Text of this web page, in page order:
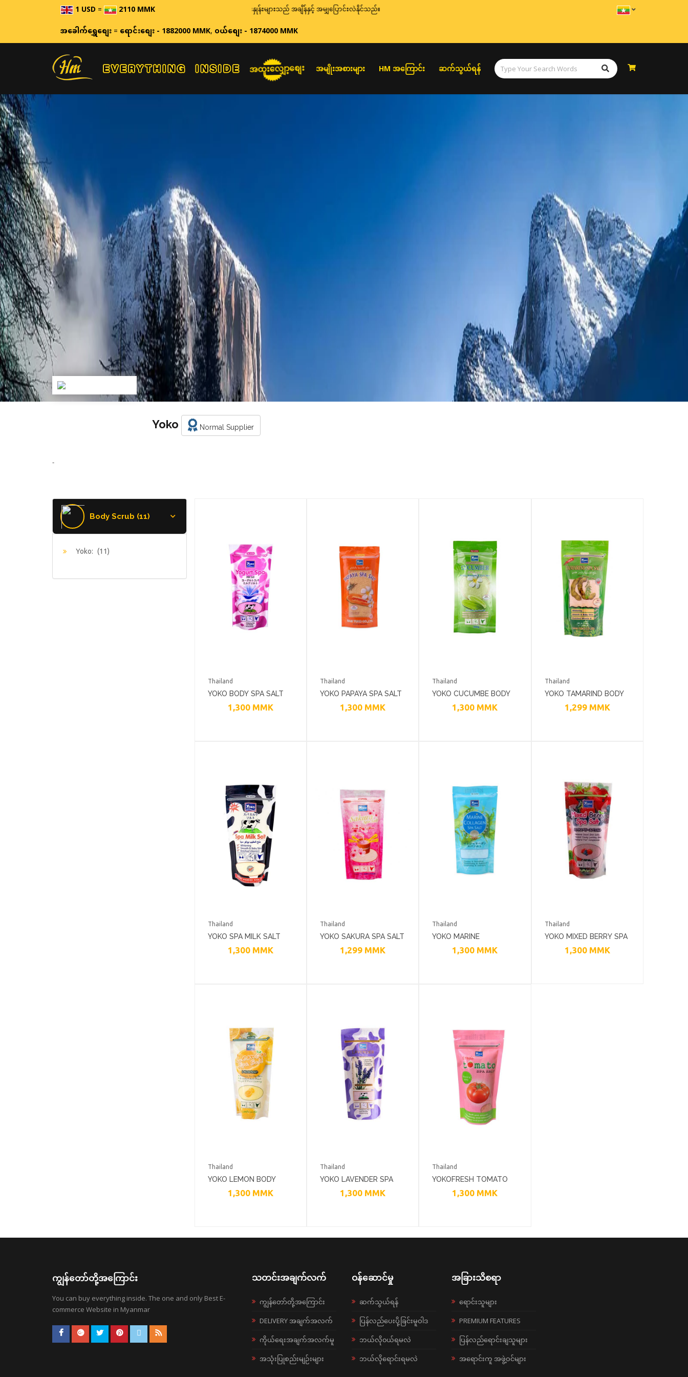
1 USD= 2110 MMK ဈေးနှုန်းများသည် အချိန်နှင့် အမျှပြောင်းလဲနိုင်သည်။
အခေါက်ရွှေစျေး=ရောင်းစျေး - 1882000 MMK,ဝယ်စျေး - 1874000 MMK
အထူးလျှော့စျေး အမျိုးအစားများ HM အကြောင်း ဆက်သွယ်ရန်
Yoko Normal Supplier
-
Body Scrub (11)
Yoko: (11)
Thailand
YOKO BODY SPA SALT
1,300 MMK
Thailand
YOKO PAPAYA SPA SALT
BODY SCRUB 300G
1,300 MMK
Thailand
YOKO CUCUMBE BODY
SCRUB 300G
1,300 MMK
Thailand
YOKO TAMARIND BODY
SCRUB 300G
1,299 MMK
Thailand
YOKO SPA MILK SALT
BODY SCRUB WITH
1,300 MMK
Thailand
YOKO SAKURA SPA SALT
300 G1,299 MMK
Thailand
YOKO MARINE
COLLAGEN SPA SALT
1,300 MMK
Thailand
YOKO MIXED BERRY SPA
SALT 300G
1,300 MMK
Thailand
YOKO LEMON BODY
SCURB 300G
1,300 MMK
Thailand
YOKO LAVENDER SPA
MILK SALT BATH - 300G
1,300 MMK
Thailand
YOKOFRESH TOMATO
SPA SALT 300G
1,300 MMK
ကျွန်တော်တို့အကြောင်း
You can buy everything inside. The one and only Best E-
commerce Website in Myanmar
သတင်းအချက်လက်
ကျွန်တော်တို့အကြောင်း
DELIVERY အချက်အလက်
ကိုယ်ရေးအချက်အလက်မူ
အသုံးပြုစည်းမျဉ်းများ
ဝန်ဆောင်မှု
ဆက်သွယ်ရန်
ပြန်လည်ပေးပို့ခြင်းမူဝါဒ
ဘယ်လို၀ယ်ရမလဲ
ဘယ်လိုရောင်းရမလဲ
အခြားသိစရာ
ရောင်းသူများ
PREMIUM FEATURES
ပြန်လည်ရောင်းချသူများ
အရောင်းကူ အဖွဲ့ဝင်များ